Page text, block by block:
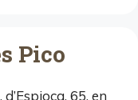
Pico
65, en